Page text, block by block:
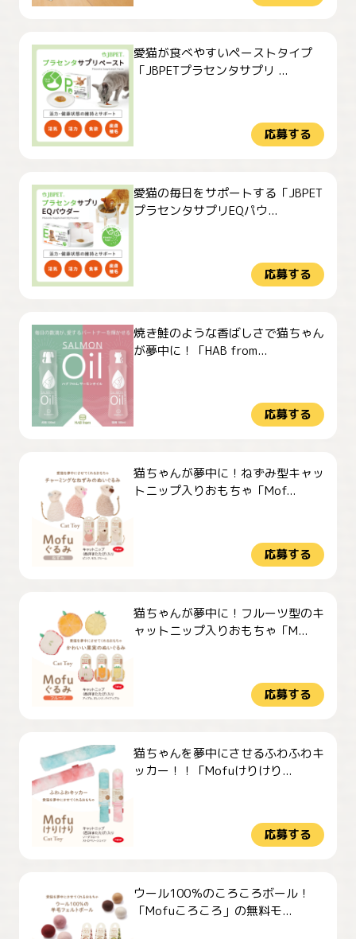
愛猫が食べやすいペーストタイプ
「JBPETプラセンタサプリ ...
応募する
愛猫の毎日をサポートする「JBPET
プラセンタサプリEQパウ...
応募する
焼き鮭のような香ばしさで猫ちゃん
が夢中に！「HAB from...
応募する
猫ちゃんが夢中に！ねずみ型キャッ
トニップ入りおもちゃ「Mof...
応募する
猫ちゃんが夢中に！フルーツ型のキ
ャットニップ入りおもちゃ「M...
応募する
猫ちゃんを夢中にさせるふわふわキ
ッカー！！「Mofuけりけり...
応募する
ウール100％のころころボール！
「Mofuころころ」の無料モ...